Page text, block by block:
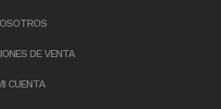
DE VENTA
CUENTA